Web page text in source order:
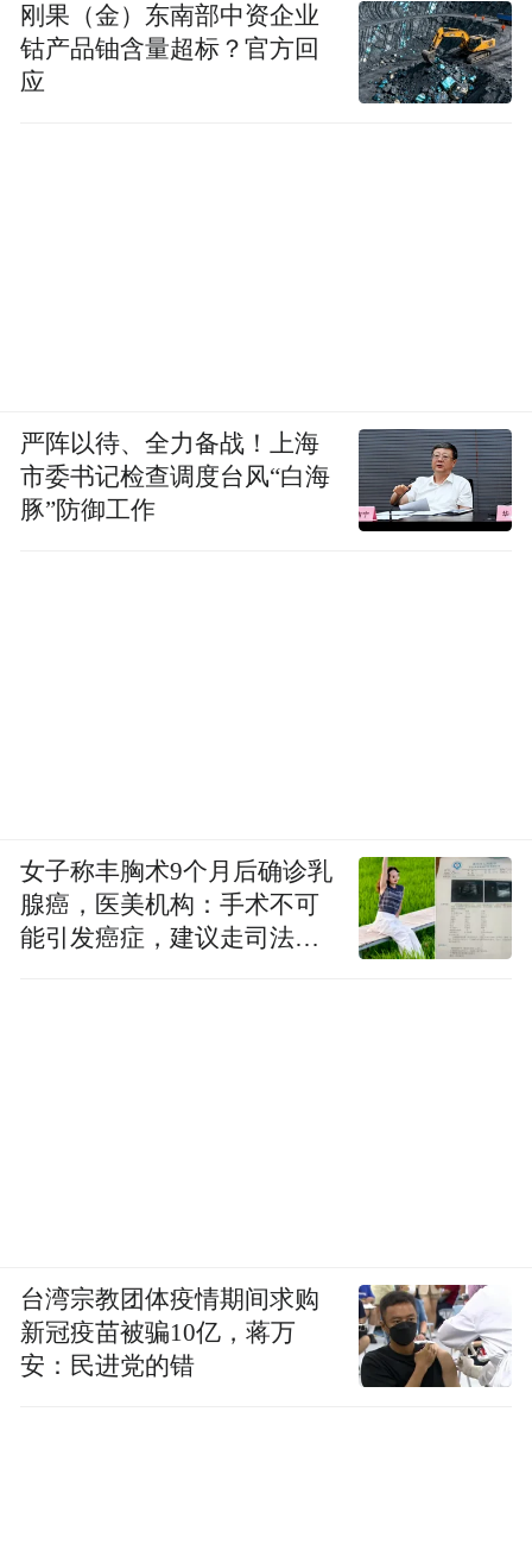
刚果（金）东南部中资企业
钴产品铀含量超标？官方回
应
严阵以待、全力备战！上海
市委书记检查调度台风“白海
豚”防御工作
女子称丰胸术9个月后确诊乳
腺癌，医美机构：手术不可
能引发癌症，建议走司法途
台湾宗教团体疫情期间求购
新冠疫苗被骗10亿，蒋万
安：民进党的错